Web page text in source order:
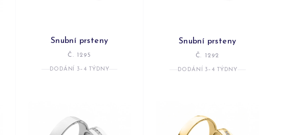
Snubní prsteny
Č. 1295
DODÁNÍ 3–4 TÝDNY
Snubní prsteny
Č. 1292
DODÁNÍ 3–4 TÝDNY